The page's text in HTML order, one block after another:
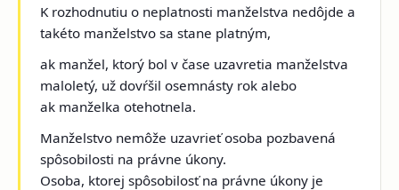
K rozhodnutiu o neplatnosti manželstva nedôjde a
takéto manželstvo sa stane platným,
ak manžel, ktorý bol v čase uzavretia manželstva
maloletý, už dovŕšil osemnásty rok alebo
ak manželka otehotnela.
Manželstvo nemôže uzavrieť osoba pozbavená
spôsobilosti na právne úkony.
Osoba, ktorej spôsobilosť na právne úkony je